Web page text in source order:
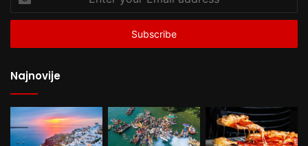
your
Email
Najnovije